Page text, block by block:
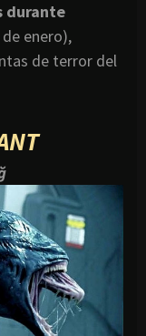
durante
enero),
de terror del